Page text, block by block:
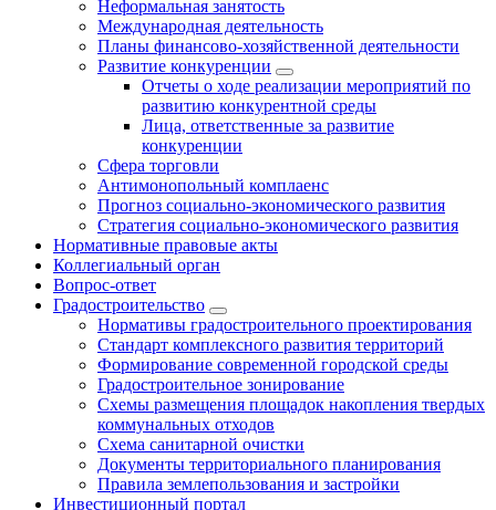
Неформальная занятость
Международная деятельность
Планы финансово-хозяйственной деятельности
Развитие конкуренции
Отчеты о ходе реализации мероприятий по
развитию конкурентной среды
Лица, ответственные за развитие
конкуренции
Сфера торговли
Антимонопольный комплаенс
Прогноз социально-экономического развития
Стратегия социально-экономического развития
Нормативные правовые акты
Коллегиальный орган
Вопрос-ответ
Градостроительство
Нормативы градостроительного проектирования
Стандарт комплексного развития территорий
Формирование современной городской среды
Градостроительное зонирование
Схемы размещения площадок накопления твердых
коммунальных отходов
Схема санитарной очистки
Документы территориального планирования
Правила землепользования и застройки
Инвестиционный портал